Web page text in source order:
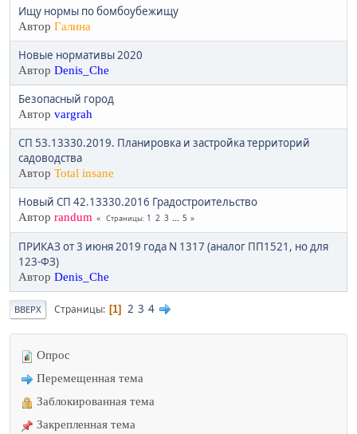
Ищу нормы по бомбоубежищу
Автор Галинa
Новые нормативы 2020
Автор Denis_Che
Безопасный город
Автор vargrah
СП 53.13330.2019. Планировка и застройка территорий
садоводства
Автор Total insane
Новый СП 42.13330.2016 Градостроительство
Автор randum Страницы 1 2 3 ... 5
ПРИКАЗ от 3 июня 2019 года N 1317 (аналог ПП1521, но для
123-ФЗ)
Автор Denis_Che
ВВЕРХ Страницы 1 2 3 4
Опрос
Перемещенная тема
Заблокированная тема
Закрепленная тема